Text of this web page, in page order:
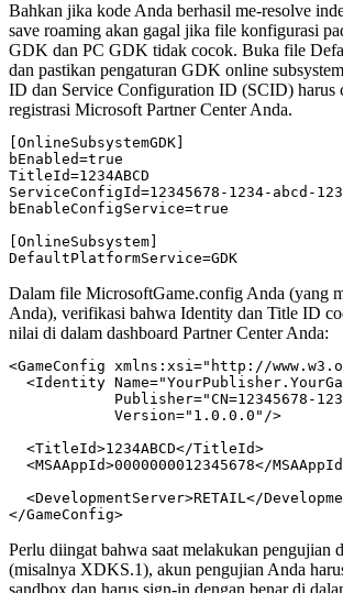
Bahkan jika kode Anda berhasil me-resolve
save roaming akan gagal jika file konfigurasi
GDK dan PC GDK tidak cocok. Buka file
dan pastikan pengaturan GDK online
ID dan Service Configuration ID (SCID) harus
registrasi Microsoft Partner Center Anda.
[OnlineSubsystemGDK]
bEnabled=true
TitleId=1234ABCD
ServiceConfigId=12345678-1234-abcd-
bEnableConfigService=true
[OnlineSubsystem]
Dalam file MicrosoftGame.configAnda (yang
Anda), verifikasi bahwa Identity dan Title ID
nilai di dalam dashboard Partner Center Anda:
<GameConfig xmlns:xsi="http://
<Identity
Publisher="CN=12345678-
            Version="1.0.0.0"/>
  <TitleId>1234ABCD</TitleId>
<MSAAppId>0000000012345678</
<DevelopmentServer>RETAIL</
Perlu diingat bahwa saat melakukan pengujian
(misalnya XDKS.1), akun pengujian Anda